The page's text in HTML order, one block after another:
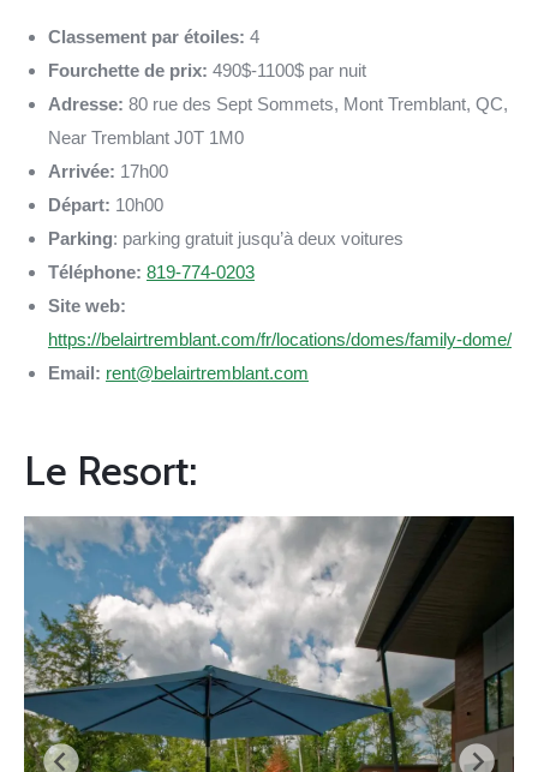
Classement par étoiles: 4
Fourchette de prix: 490$-1100$ par nuit
Adresse: 80 rue des Sept Sommets, Mont Tremblant, QC,
Near Tremblant J0T 1M0
Arrivée: 17h00
Départ: 10h00
Parking: parking gratuit jusqu’à deux voitures
Téléphone: 819-774-0203
Site web:
https://belairtremblant.com/fr/locations/domes/family-dome/
Email: rent@belairtremblant.com
Le Resort: